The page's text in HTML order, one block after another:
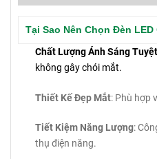
Tại Sao Nên Chọn Đèn LED
Chất Lượng Ánh Sáng
không gây chói mắt.
Thiết Kế Đẹp Mắt: Phù hợp
Tiết Kiệm Năng Lượng:
thụ điện năng.